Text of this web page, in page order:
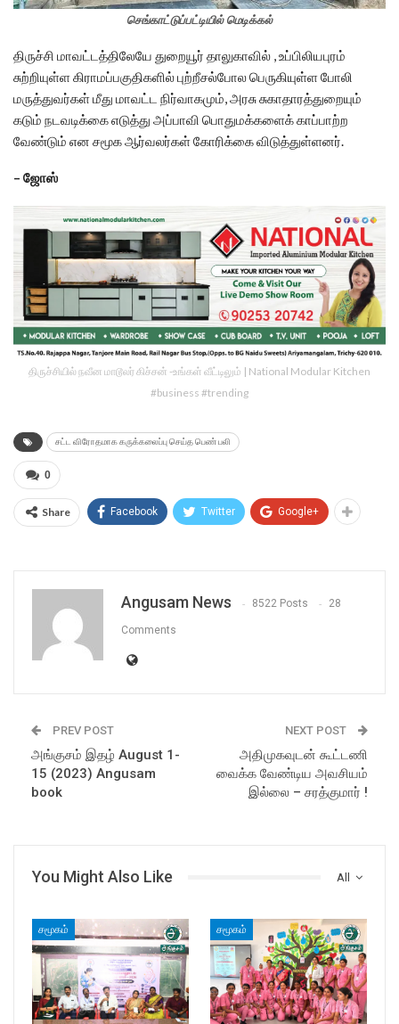
செங்காட்டுப்பட்டியில் மெடிக்கல்
திருச்சி மாவட்டத்திலேயே துறையூர் தாலுகாவில் , உப்பிலியபுரம்
சுற்றியுள்ள கிராமப்பகுதிகளில் புற்றீசல்போல பெருகியுள்ள போலி
மருத்துவர்கள் மீது மாவட்ட நிர்வாகமும், அரசு சுகாதாரத்துறையும்
கடும் நடவடிக்கை எடுத்து அப்பாவி பொதுமக்களைக் காப்பாற்ற
வேண்டும் என சமூக ஆர்வலர்கள் கோரிக்கை விடுத்துள்ளனர்.
– ஜோஸ்
திருச்சியில் நவீன மாடூலர் கிச்சன் -உங்கள் வீட்டிலும் | National Modular Kitchen
#business #trending
சட்ட விரோதமாக கருக்கலைப்பு செய்த பெண் பலி
0
Share Facebook Twitter Google+
Angusam News 8522 Posts 28
Comments
PREV POST
அங்குசம் இதழ் August 1-
15 (2023) Angusam
book
NEXT POST
அதிமுகவுடன் கூட்டணி
வைக்க வேண்டிய அவசியம்
இல்லை – சரத்குமார் !
All
You Might Also Like
சமூகம் சமூகம்